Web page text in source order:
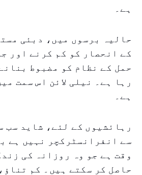
ہے۔
حالیہ برسوں میں، دبئی
کے انحصار کو کم کرنے اور
حمل کے نظام کو مضبوط
رہا ہے۔ نیلی لائن اس سمت
ہے۔
رہائشیوں کے لئے، شاید سب
سے انفرانسٹرکچر نہیں ہے
وقت ہے جو وہ روزانہ کی
حاصل کر سکتے ہیں۔ کم